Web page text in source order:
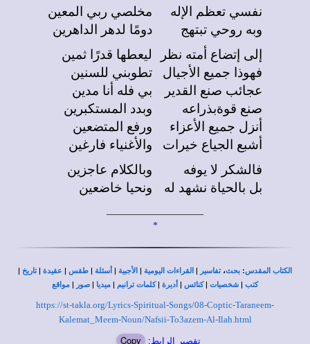
نفسي تعظم الإله
وبه روحي تبتهج
إلى إتضاع أمته نظر
فهوذا جميع الأجيال
عجائب صنع القدير
صنع قوةبذراعه
أنزل جميع الأعزاء
أشبع الجياع خيرات
فالشكر لا يوفه
بل بالحياة نشهد له
مخلصي ربي المعين
دومًا لدهر الداهرين
ليعطها قدرًا ثمين
تطوبني للسنين
بي فله أنا مدين
وبدد المستكبرين
ورفع المتضعين
والأغنياء فارغين
وبالكلام عاجزين
ونحيا خاضعين
*
الكتاب المقدس: بحث،تفاسير | القراءات اليومية | الأجبية | أسئلة | طقس | عقيدة |تاريخ |
كتب | شخصيات |كنائس | أديرة |كلمات ترانيم | ميديا | صور | مواقع
https://st-takla.org/Lyrics-Spiritual-Songs/08-Coptic-Taraneem-
Kalemat_Meem-Noun/Nafsii-To3azem-Al-Ilah.html
تقصير الرابط: Copy